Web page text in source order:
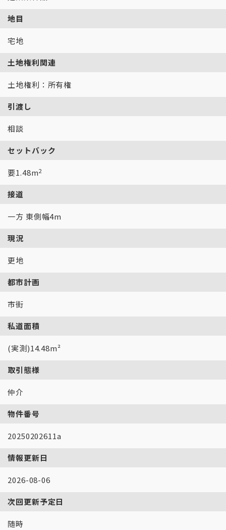
地目
宅地
土地権利関連
土地権利：所有権
引渡し
相談
セットバック
要1.48m2
接道
一方 東側幅4m
現況
更地
都市計画
市街
私道面積
(実測)14.48m²
取引態様
仲介
物件番号
20250202611a
情報更新日
2026-08-06
次回更新予定日
随時